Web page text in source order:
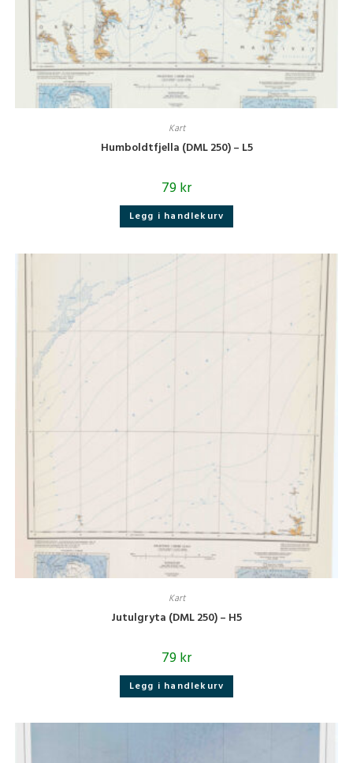
Kart
Humboldtfjella (DML 250) – L5
79kr
Legg i handlekurv
Kart
Jutulgryta (DML 250) – H5
79kr
Legg i handlekurv